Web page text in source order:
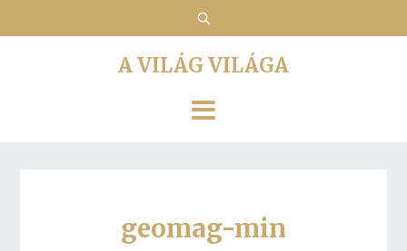
A VILÁG VILÁGA
geomag-min